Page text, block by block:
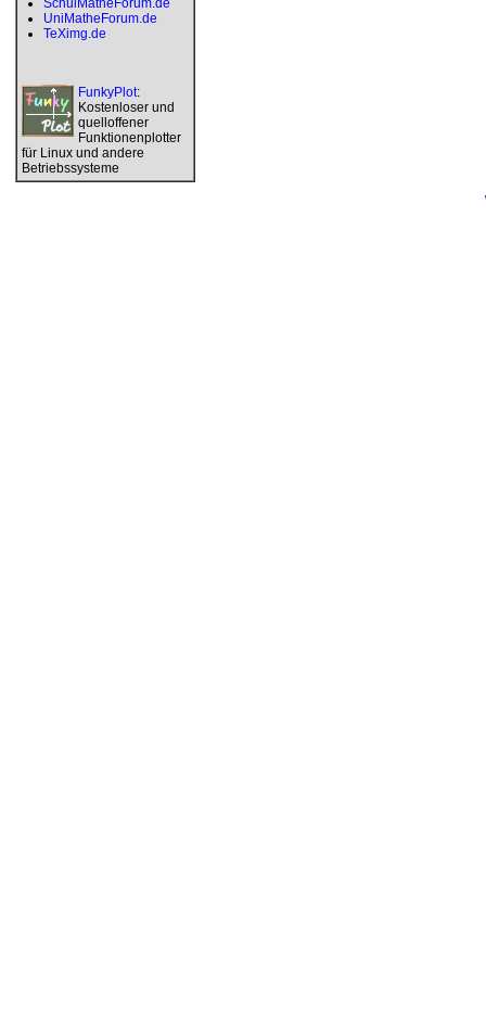
SchulMatheForum.de
UniMatheForum.de
TeXimg.de
FunkyPlot:
Kostenloser und
quelloffener
Funktionenplotter
für Linux und andere
Betriebssysteme